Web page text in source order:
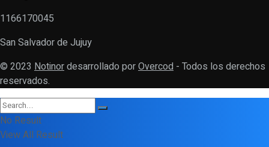
1166170045
San Salvador de Jujuy
© 2023 Notinordesarrollado porOvercod - Todos los derechos
reservados.
No Result
View All Result